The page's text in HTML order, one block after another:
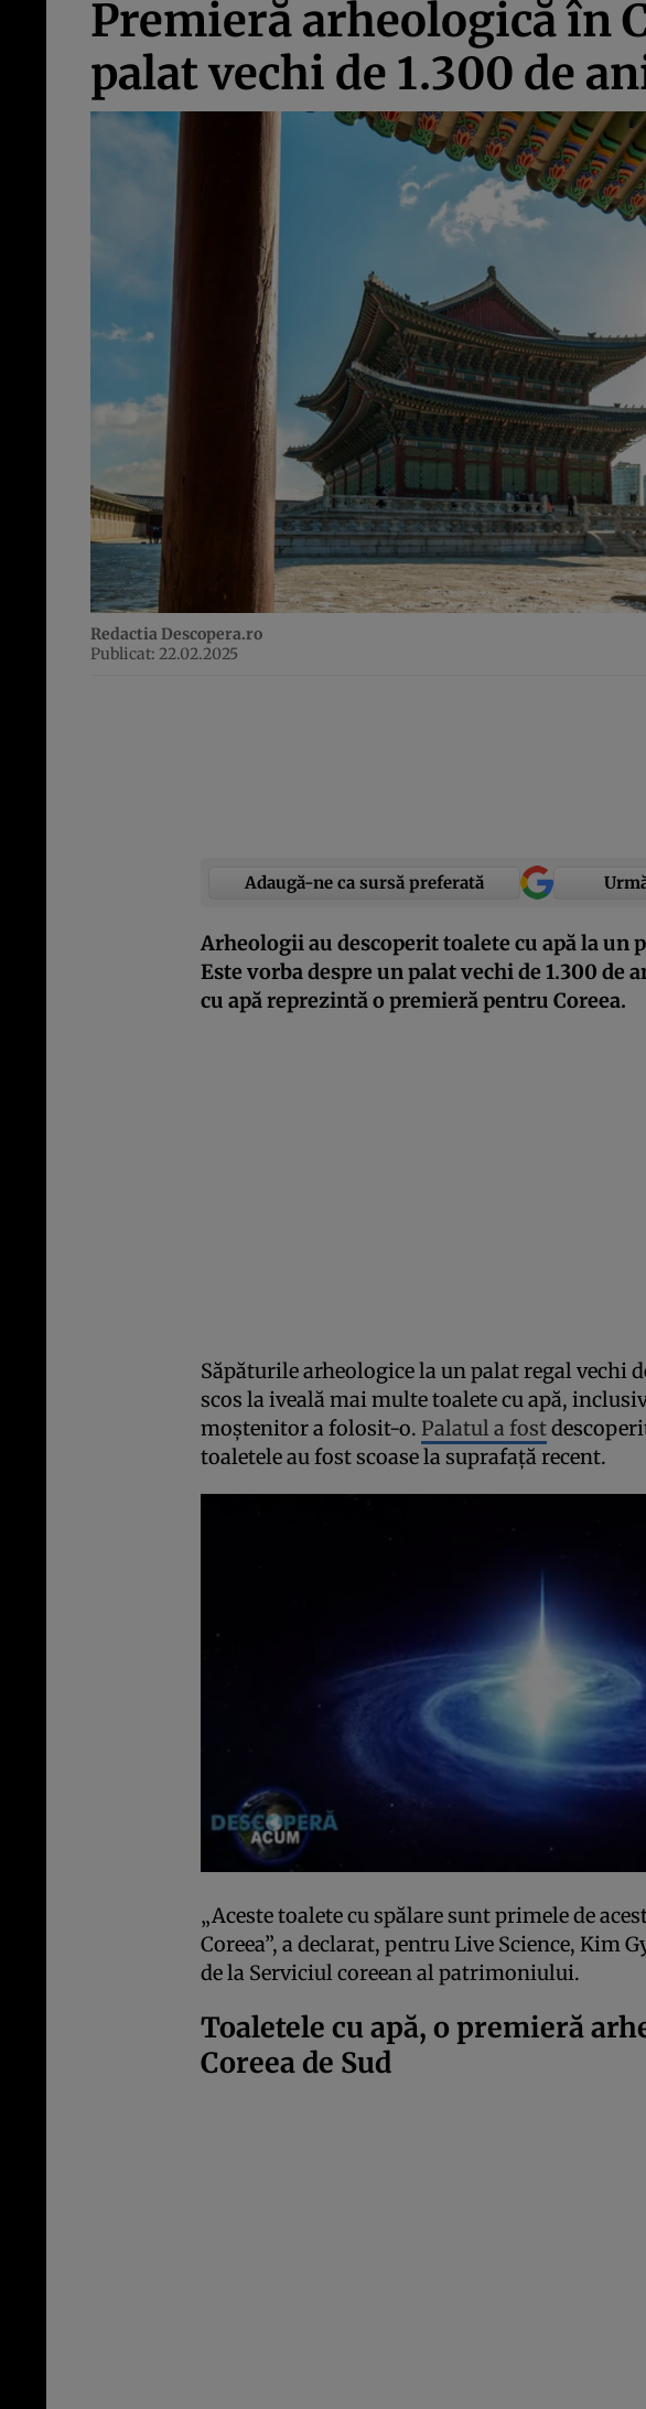
Premieră arheologică în
palat vechi de 1.300 de
Redactia Descopera.ro
Publicat: 22.02.2025
Adaugă-ne ca sursă preferată
Arheologii au descoperit toalete cu apă la un
Este vorba despre un palat vechi de 1.300 de
cu apă reprezintă o premieră pentru Coreea.
Săpăturile arheologice la un palat regal vechi
scos la iveală mai multe toalete cu apă,
moștenitor a folosit-o. Palatul a fost
toaletele au fost scoase la suprafață recent.
„Aceste toalete cu spălare sunt primele de
Coreea”, a declarat, pentru Live Science, Kim
de la Serviciul coreean al patrimoniului.
Toaletele cu apă, o premieră
Coreea de Sud